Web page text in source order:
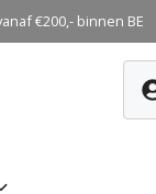
€200,- binnen BE